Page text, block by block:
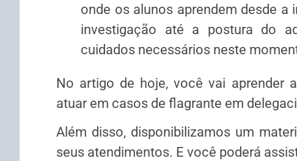
onde os alunos aprendem desde a
investigação até a postura do
cuidados necessários neste
No artigo de hoje, você vai aprender
atuar em casos de flagrante em
Além disso, disponibilizamos um
seus atendimentos. E você poderá